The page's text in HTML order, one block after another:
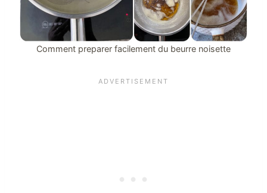
Comment preparer facilement du beurre noisette